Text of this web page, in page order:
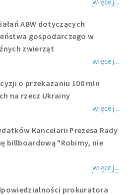
ABW dotyczących
gospodarczego w
zwierząt
więcej...
o przekazaniu 100 mln
na rzecz Ukrainy
więcej...
Kancelarii Prezesa Rady
billboardową "Robimy, nie
więcej...
prokuratora